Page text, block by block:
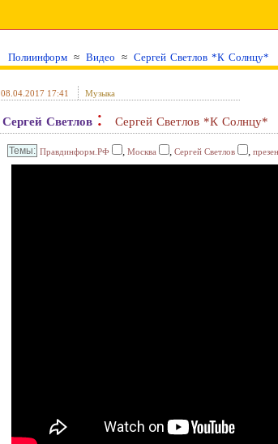
Полиинформ ≈ Видео ≈ Сергей Светлов *К Солнцу*
08.04.2017 17:41 Музыка
Сергей Светлов : Сергей Светлов *К Солнцу*
Правдинформ.РФ , Москва , Сергей Светлов ,